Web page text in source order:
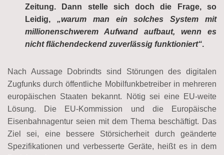
Zeitung. Dann stelle sich doch die Frage, so
Leidig, „warum man ein solches System mit
millionenschwerem Aufwand aufbaut, wenn es
nicht flächendeckend zuverlässig funktioniert“.
Nach Aussage Dobrindts sind Störungen des digitalen
Zugfunks durch öffentliche Mobilfunkbetreiber in mehreren
europäischen Staaten bekannt. Nötig sei eine EU-weite
Lösung. Die EU-Kommission und die Europäische
Eisenbahnagentur seien mit dem Thema beschäftigt. Das
Ziel sei, eine bessere Störsicherheit durch geänderte
Spezifikationen und verbesserte Geräte, heißt es in dem